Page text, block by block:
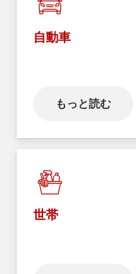
自動車
もっと読む
世帯